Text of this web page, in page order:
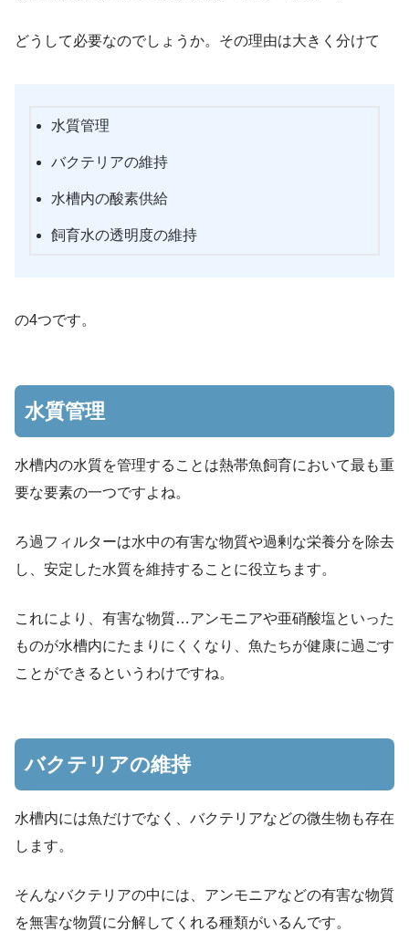
どうして必要なのでしょうか。その理由は大きく分けて
水質管理
バクテリアの維持
水槽内の酸素供給
飼育水の透明度の維持
の4つです。
水質管理
水槽内の水質を管理することは熱帯魚飼育において最も重
要な要素の一つですよね。
ろ過フィルターは水中の有害な物質や過剰な栄養分を除去
し、安定した水質を維持することに役立ちます。
これにより、有害な物質…アンモニアや亜硝酸塩といった
ものが水槽内にたまりにくくなり、魚たちが健康に過ごす
ことができるというわけですね。
バクテリアの維持
水槽内には魚だけでなく、バクテリアなどの微生物も存在
します。
そんなバクテリアの中には、アンモニアなどの有害な物質
を無害な物質に分解してくれる種類がいるんです。